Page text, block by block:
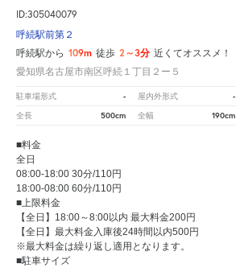
ID:305040079
呼続駅前第２
呼続駅から 109m 徒歩 2～3分 近くてオススメ！
愛知県名古屋市南区呼続１丁目２ー５
駐車場形式 - 屋内外形式 -
全長 500cm 全幅 190cm
■料金
全日
08:00-18:00 30分/110円
18:00-08:00 60分/110円
■上限料金
【全日】18:00～8:00以内 最大料金200円
【全日】最大料金入庫後24時間以内500円
※最大料金は繰り返し適用となります。
■駐車サイズ